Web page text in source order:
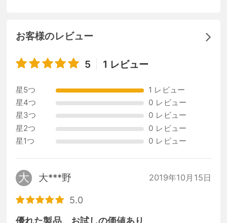
お客様のレビュー
5 1 レビュー
星5つ
1 レビュー
星4つ
0 レビュー
星3つ
0 レビュー
星2つ
0 レビュー
星1つ
0 レビュー
大 大***野 2019年10月15日
5.0